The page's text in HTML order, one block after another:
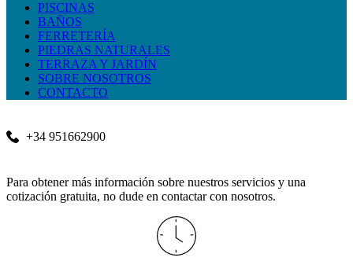
PISCINAS
BAÑOS
FERRETERÍA
PIEDRAS NATURALES
TERRAZA Y JARDÍN
SOBRE NOSOTROS
CONTACTO
+34 951662900
Para obtener más información sobre nuestros servicios y una
cotización gratuita, no dude en contactar con nosotros.